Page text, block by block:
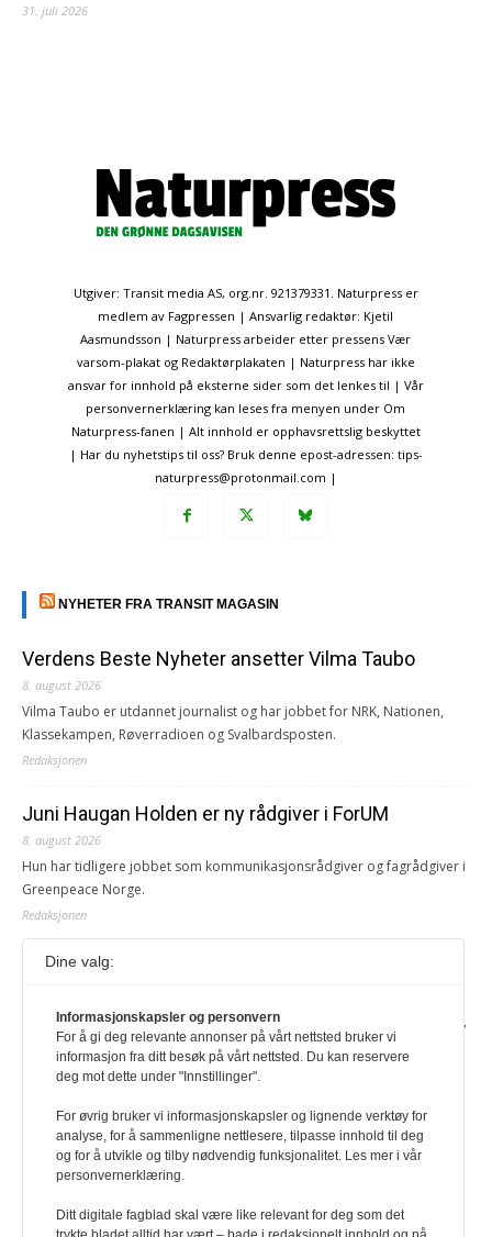
31. juli 2026
Utgiver: Transit media AS, org.nr. 921379331. Naturpress er
medlem av Fagpressen | Ansvarlig redaktør: Kjetil
Aasmundsson | Naturpress arbeider etter pressens Vær
varsom-plakat og Redaktørplakaten | Naturpress har ikke
ansvar for innhold på eksterne sider som det lenkes til | Vår
personvernerklæring kan leses fra menyen under Om
Naturpress-fanen | Alt innhold er opphavsrettslig beskyttet
| Har du nyhetstips til oss? Bruk denne epost-adressen: tips-
naturpress@protonmail.com |
NYHETER FRA TRANSIT MAGASIN
Verdens Beste Nyheter ansetter Vilma Taubo
8. august 2026
Vilma Taubo er utdannet journalist og har jobbet for NRK, Nationen,
Klassekampen, Røverradioen og Svalbardsposten.
Redaksjonen
Juni Haugan Holden er ny rådgiver i ForUM
8. august 2026
Hun har tidligere jobbet som kommunikasjonsrådgiver og fagrådgiver i
Greenpeace Norge.
Redaksjonen
Journalist fra Vietnam idømt 7 års fengsel
Kommunistpartiet i Vietnam har total kontroll over alle offisielle medier,
aviser, TV- og radiokanaler. For å lese denne må du ha abonnement
Logg inn her Ny abonnent? Velg Årsabonnement, Månedsabonnement
og bedrifter.
Redaksjonen
Dine valg:
Informasjonskapsler og personvern
For å gi deg relevante annonser på vårt nettsted bruker vi
informasjon fra ditt besøk på vårt nettsted. Du kan reservere
deg mot dette under "Innstillinger".
For øvrig bruker vi informasjonskapsler og lignende verktøy for
analyse, for å sammenligne nettlesere, tilpasse innhold til deg
og for å utvikle og tilby nødvendig funksjonalitet. Les mer i vår
personvernerklæring.
Ditt digitale fagblad skal være like relevant for deg som det